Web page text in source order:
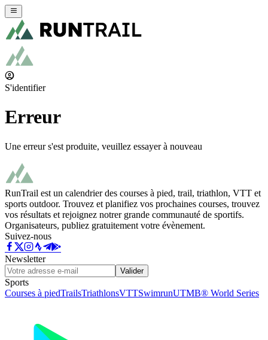
S'identifier
Erreur
Une erreur s'est produite, veuillez essayer à nouveau
RunTrail est un calendrier des courses à pied, trail, triathlon, VTT et
sports outdoor. Trouvez et planifiez vos prochaines courses, trouvez
vos résultats et rejoignez notrer grande communauté de sportifs.
Organisateurs, publiez gratuitement votre évènement.
Suivez-nous
Newsletter
Valider
Sports
Courses à piedTrailsTriathlonsVTTSwimrunUTMB® World Series